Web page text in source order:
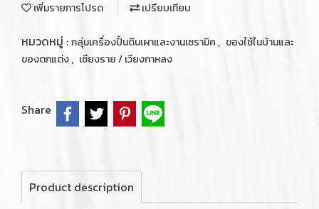
เพิ่มรายการโปรด เปรียบเทียบ
หมวดหมู่ :กลุ่มเครื่องปั้นดินเผาและงานเซรามิค , ของใช้ในบ้านและ
ของตกแต่ง, เชียงราย / เวียงกาหลง
Share
Product description